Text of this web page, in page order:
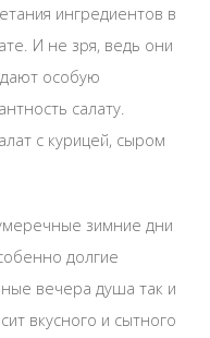
ингредиентов в
И не зря, ведь они
особую
салату.
с курицей, сыром
зимние дни
долгие
вечера душа так и
вкусного и сытного